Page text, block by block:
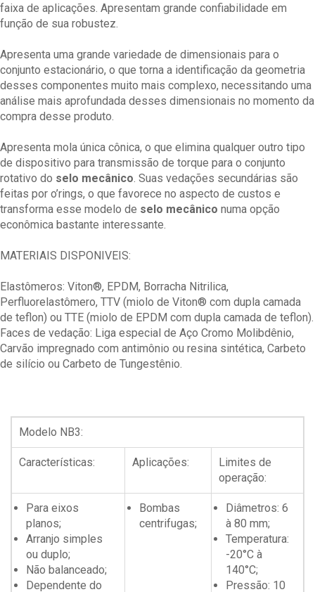
faixa de aplicações. Apresentam grande confiabilidade em
função de sua robustez.
Apresenta uma grande variedade de dimensionais para o
conjunto estacionário, o que torna a identificação da geometria
desses componentes muito mais complexo, necessitando uma
análise mais aprofundada desses dimensionais no momento da
compra desse produto.
Apresenta mola única cônica, o que elimina qualquer outro tipo
de dispositivo para transmissão de torque para o conjunto
rotativo do selo mecânico. Suas vedações secundárias são
feitas por o’rings, o que favorece no aspecto de custos e
transforma esse modelo de selo mecânico numa opção
econômica bastante interessante.
MATERIAIS DISPONIVEIS:
Elastômeros: Viton®, EPDM, Borracha Nitrilica,
Perfluorelastômero, TTV (miolo de Viton® com dupla camada
de teflon) ou TTE (miolo de EPDM com dupla camada de teflon).
Faces de vedação: Liga especial de Aço Cromo Molibdênio,
Carvão impregnado com antimônio ou resina sintética, Carbeto
de silício ou Carbeto de Tungestênio.
Modelo NB3:
Características: Aplicações:
Limites de
operação:
Para eixos
planos;
Arranjo simples
ou duplo;
Não balanceado;
Dependente do
Bombas
centrifugas;
Diâmetros: 6
à 80 mm;
Temperatura:
-20°C à
140°C;
Pressão: 10